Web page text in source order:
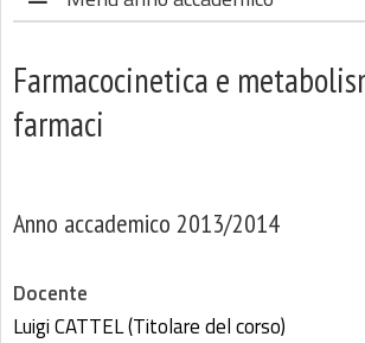
Farmacocinetica e
farmaci
Anno accademico 2013/2014
Docente
Luigi CATTEL (Titolare del corso)